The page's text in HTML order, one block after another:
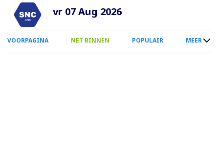
Overslaan
naar
inhoud
vr 07 Aug 2026
0
Smartphone
VOORPAGINA NET BINNEN POPULAIR MEER